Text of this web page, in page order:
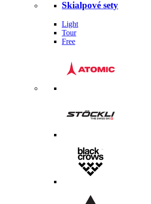
Skialpové sety
Light
Tour
Free